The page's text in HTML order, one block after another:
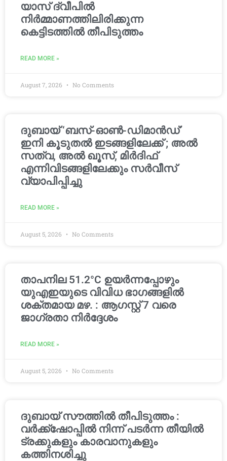
യാസ് ദ്വീപിൽ
നിർമ്മാണത്തിലിരിക്കുന്ന
കെട്ടിടത്തിൽ തീപിടുത്തം
READ MORE »
August 7, 2026 No Comments
ദുബായ് ‘ബസ്-ഓൺ-ഡിമാൻഡ്’
ഇനി കൂടുതൽ ഇടങ്ങളിലേക്ക് ; അൽ
സത്വ, അൽ ഖൂസ്, മിർദിഫ്
എന്നിവിടങ്ങളിലേക്കും സർവീസ്
വ്യാപിപ്പിച്ചു
READ MORE »
August 5, 2026 No Comments
താപനില 51.2°C ഉയർന്നപ്പോഴും
യുഎഇയുടെ വിവിധ ഭാഗങ്ങളിൽ
ശക്തമായ മഴ. : ആഗസ്റ്റ് 7 വരെ
ജാഗ്രതാ നിർദ്ദേശം
READ MORE »
August 5, 2026 No Comments
ദുബായ് സൗത്തിൽ തീപിടുത്തം :
വർക്ക്‌ഷോപ്പിൽ നിന്ന് പടർന്ന തീയിൽ
ട്രക്കുകളും കാരവാനുകളും
കത്തിനശിച്ചു